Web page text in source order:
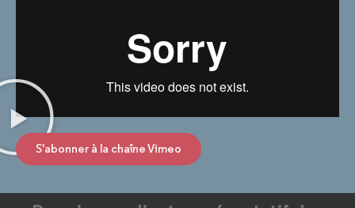
S'abonner à la chaîne Vimeo